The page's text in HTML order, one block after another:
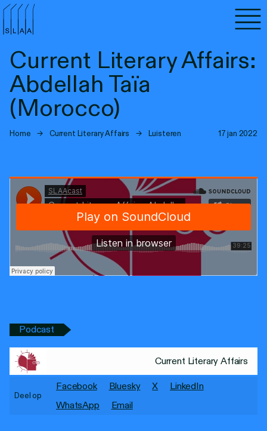
Current Literary Affairs:
Abdellah Taïa
(Morocco)
Home → Current Literary Affairs → Luisteren 17 jan 2022
Podcast
Current Literary Affairs
Deel op
Facebook Bluesky X
LinkedIn
WhatsApp
Email
Agenda
Programma's
Lezen
Luisteren
Over SLAA
Vacatures
Locaties
Personen
Stadsdichter